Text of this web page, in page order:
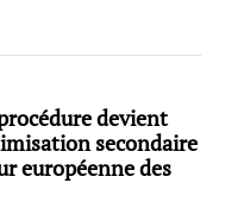
devient
secondaire
européenne des